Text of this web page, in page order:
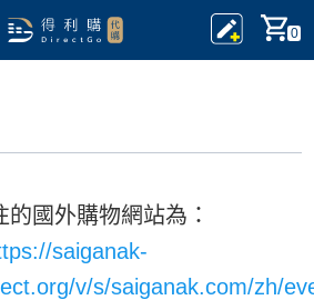
0
的國外購物網站為：
saiganak-
v/s/saiganak.com/zh/